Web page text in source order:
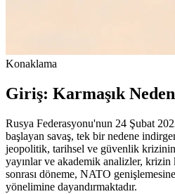
Konaklama
Giriş: Karmaşık
Rusya Federasyonu'nun 24 Şubat
başlayan savaş, tek bir nedene
jeopolitik, tarihsel ve güvenlik krizinin
yayınlar ve akademik analizler,
sonrası döneme, NATO
yönelimine dayandırmaktadır.